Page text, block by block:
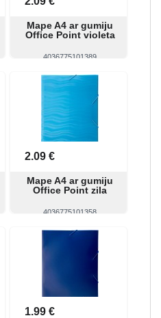
Mape A4 ar gumiju
Office Point violeta
4036775101389
Skatīt Pirkt
2.09 €
Mape A4 ar gumiju
Office Point zila
4036775101358
Skatīt Pirkt
1.99 €